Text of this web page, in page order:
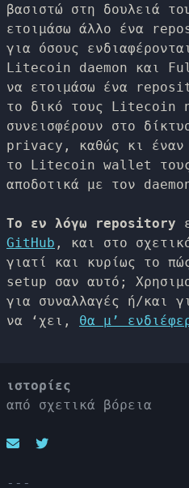
βασιστώ στη δουλειά
ετοιμάσω άλλο ένα
για όσους
Litecoin daemon και
να ετοιμάσω ένα
το δικό τους Litecoin
συνεισφέρουν στο
privacy, καθώς κι
το Litecoin wallet τους
αποδοτικά με τον
Το εν λόγω repository
GitHub , και στο
γιατί και κυρίως το
setup σαν αυτό;
για συναλλαγές ή/και
να ‘χει, θα μ’
ιστορίες
από σχετικά βόρεια